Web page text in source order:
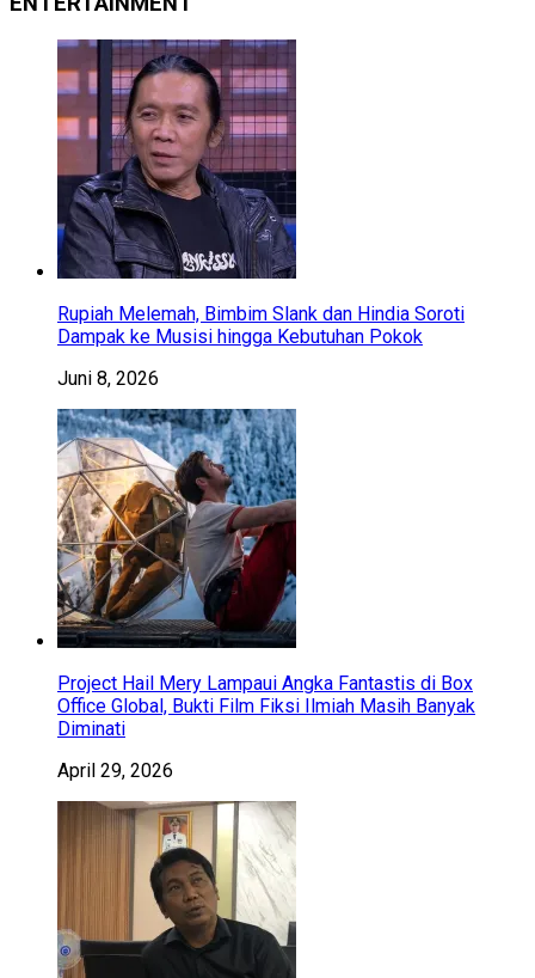
Rupiah Melemah, Bimbim Slank dan Hindia Soroti
Dampak ke Musisi hingga Kebutuhan Pokok
Juni 8, 2026
Project Hail Mery Lampaui Angka Fantastis di Box
Office Global, Bukti Film Fiksi Ilmiah Masih Banyak
Diminati
April 29, 2026